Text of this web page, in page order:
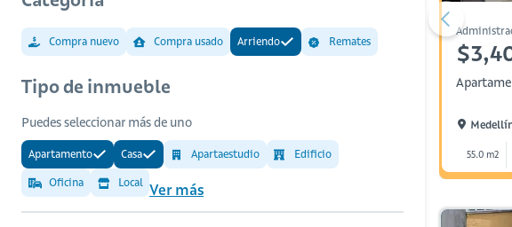
Compra nuevo Compra usado Arriendo Remates
Tipo de inmueble
Puedes seleccionar más de uno
Apartamento Casa Apartaestudio Edificio
Oficina Local Ver más
55.0 m2